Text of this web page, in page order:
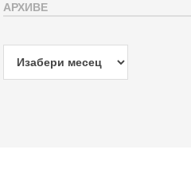
АРХИВЕ